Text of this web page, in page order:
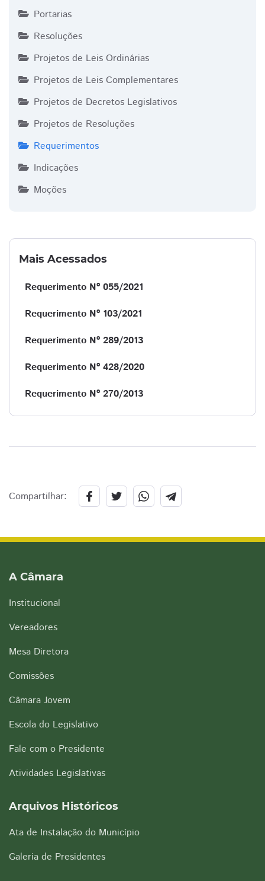
Portarias
Resoluções
Projetos de Leis Ordinárias
Projetos de Leis Complementares
Projetos de Decretos Legislativos
Projetos de Resoluções
Requerimentos
Indicações
Moções
Mais Acessados
Requerimento Nº 055/2021
Requerimento Nº 103/2021
Requerimento Nº 289/2013
Requerimento Nº 428/2020
Requerimento Nº 270/2013
Compartilhar:
A Câmara
Institucional
Vereadores
Mesa Diretora
Comissões
Câmara Jovem
Escola do Legislativo
Fale com o Presidente
Atividades Legislativas
Arquivos Históricos
Ata de Instalação do Município
Galeria de Presidentes